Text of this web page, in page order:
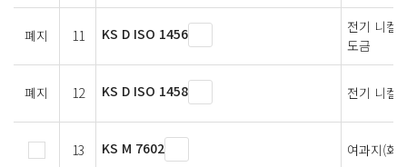
폐지 11 KS D ISO 1456
전기 니켈
도금
폐지 12 KS D ISO 1458 전기 니켈
13 KS M 7602 여과지(화